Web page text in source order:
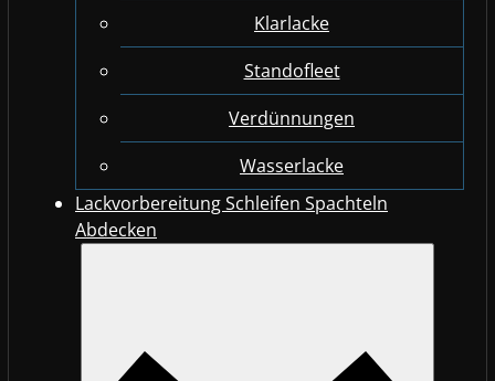
Klarlacke
Standofleet
Verdünnungen
Wasserlacke
Lackvorbereitung Schleifen Spachteln
Abdecken